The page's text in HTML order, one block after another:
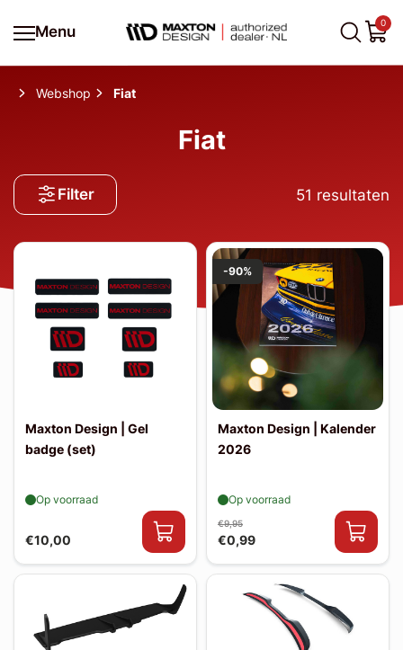
Menu
0
Webshop Fiat
Fiat
Filter 51 resultaten
Maxton Design | Gel
badge (set)
€10,00
Op voorraad
-90%
Maxton Design | Kalender
2026
€9,95
€0,99
Op voorraad